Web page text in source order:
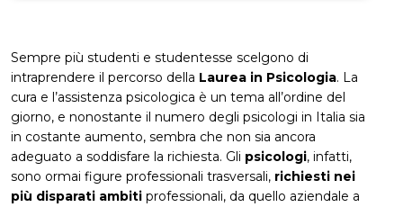
Sempre più studenti e studentesse scelgono di
intraprendere il percorso della Laurea in Psicologia. La
cura e l’assistenza psicologica è un tema all’ordine del
giorno, e nonostante il numero degli psicologi in Italia sia
in costante aumento, sembra che non sia ancora
adeguato a soddisfare la richiesta. Gli psicologi, infatti,
sono ormai figure professionali trasversali, richiesti nei
più disparati ambiti professionali, da quello aziendale a